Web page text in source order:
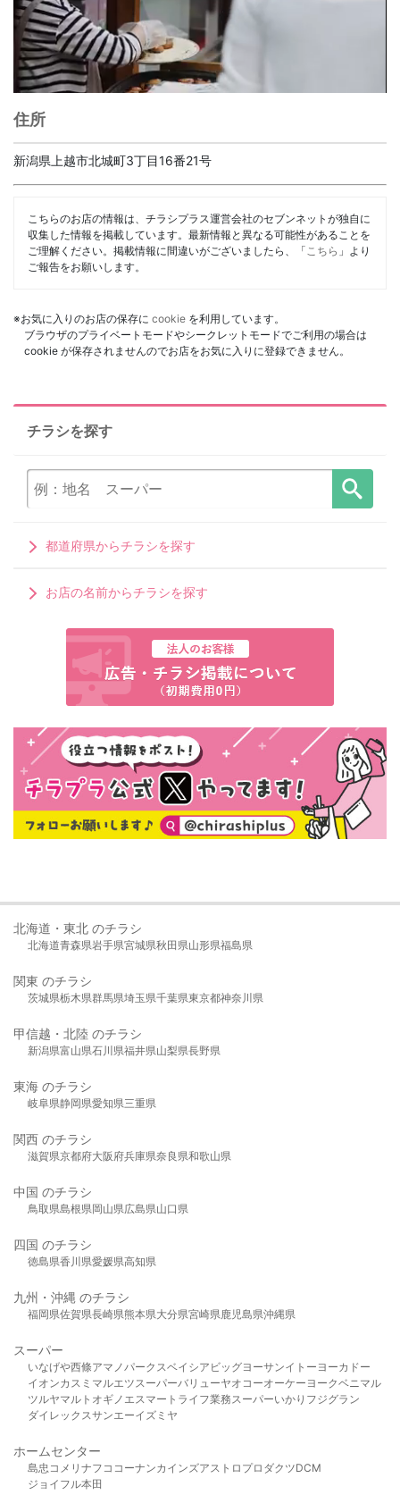
住所
新潟県上越市北城町3丁目16番21号
こちらのお店の情報は、チラシプラス運営会社のセブンネットが独自に
収集した情報を掲載しています。最新情報と異なる可能性があることを
ご理解ください。掲載情報に間違いがございましたら、「 こちら 」より
ご報告をお願いします。
※お気に入りのお店の保存に cookie を利用しています。
ブラウザのプライベートモードやシークレットモードでご利用の場合は
cookie が保存されませんのでお店をお気に入りに登録できません。
チラシを探す
都道府県からチラシを探す
お店の名前からチラシを探す
北海道・東北 のチラシ
北海道青森県岩手県宮城県秋田県山形県福島県
関東 のチラシ
茨城県栃木県群馬県埼玉県千葉県東京都神奈川県
甲信越・北陸 のチラシ
新潟県富山県石川県福井県山梨県長野県
東海 のチラシ
岐阜県静岡県愛知県三重県
関西 のチラシ
滋賀県京都府大阪府兵庫県奈良県和歌山県
中国 のチラシ
鳥取県島根県岡山県広島県山口県
四国 のチラシ
徳島県香川県愛媛県高知県
九州・沖縄 のチラシ
福岡県佐賀県長崎県熊本県大分県宮崎県鹿児島県沖縄県
スーパー
いなげや西條アマノパークスベイシア ビッグヨーサンイトーヨーカドー
イオンカスミ マルエツスーパーバリューヤオコーオーケー ヨークベニマル
ツルヤマルト オギノ エスマート ライフ業務スーパーいかり フジグラン
ダイレックスサンエーイズミヤ
ホームセンター
島忠 コメリ ナフコ コーナンカインズアストロプロダクツDCM
ジョイフル本田